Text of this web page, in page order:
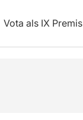
Vota als IX Premis